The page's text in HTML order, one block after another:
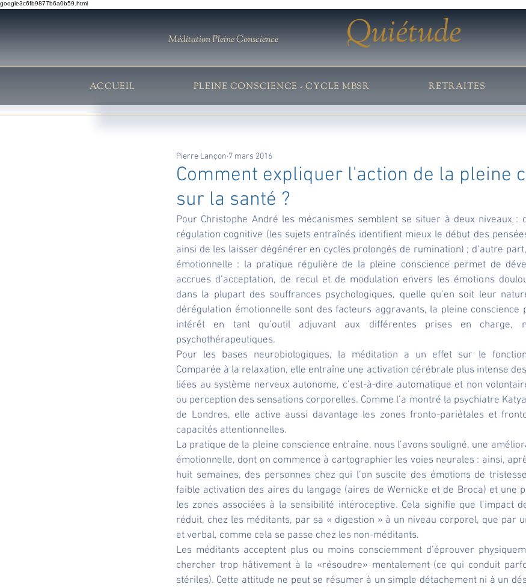
google3c6fb9877b6a0b59.html
Méditation Pleine Conscience Quiétude
ACCUEIL PLEINE CONSCIENCE - CYCLE MBSR RETRAITES
Comment expliquer l'action de la pleine
sur la santé ?
Pierre Lançon 7 mars 2016
Pour Christophe André les mécanismes semblent se situer à deux niveaux :
régulation cognitive (les sujets entraînés identifient mieux le début des
ainsi de les laisser dégénérer en cycles prolongés de rumination) ; d’autre
émotionnelle : la pratique régulière de la pleine conscience permet de
accrues d’acceptation, de recul et de modulation envers les émotions
dans la plupart des souffrances psychologiques, quelle qu’en soit leur
dérégulation émotionnelle sont des facteurs aggravants, la pleine conscience
intérêt en tant qu’outil adjuvant aux différentes prises en charge,
psychothérapeutiques.
Pour les bases neurobiologiques, la méditation a un effet sur le
Comparée à la relaxation, elle entraîne une activation cérébrale plus intense
liées au système nerveux autonome, c’est-à-dire automatique et non
ou perception des sensations corporelles. Comme l’a montré la psychiatre
de Londres, elle active aussi davantage les zones fronto-pariétales et
capacités attentionnelles.
La pratique de la pleine conscience entraîne, nous l’avons souligné, une
émotionnelle, dont on commence à cartographier les voies neurales : ainsi,
huit semaines, des personnes chez qui l’on suscite des émotions de
faible activation des aires du langage (aires de Wernicke et de Broca) et une
les zones associées à la sensibilité intéroceptive. Cela signifie que l’impact
réduit, chez les méditants, par sa « digestion » à un niveau corporel, que par
et verbal, comme cela se passe chez les non-méditants.
Les méditants acceptent plus ou moins consciemment d’éprouver
chercher trop hâtivement à la «résoudre» mentalement (ce qui conduit
stériles). Cette attitude ne peut se résumer à un simple détachement ni à un